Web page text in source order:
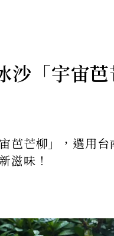
沙「宇宙
芭芒柳」，選用
滋味！